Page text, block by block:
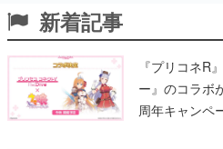
新着記事
『プリコネR
ー』のコラボ
周年キャンペ